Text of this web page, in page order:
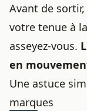
Avant de
votre tenue à
asseyez-vous.
en
Une astuce
marques